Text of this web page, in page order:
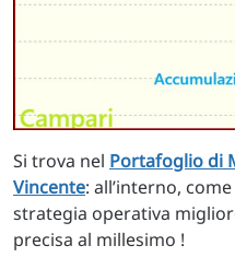
Si trova nel Portafoglio di
Vincente: all’interno,
strategia operativa
precisa al millesimo !